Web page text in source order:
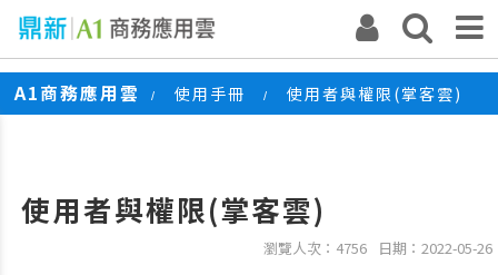
A1商務應用雲 / 使用手冊 / 使用者與權限(掌客雲)
使用者與權限(掌客雲)
瀏覽人次：4756 日期：2022-05-26